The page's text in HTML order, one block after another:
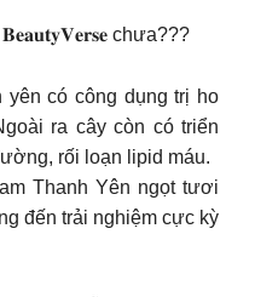
chưa???
yên có công dụng trị ho
ra cây còn có triển
rối loạn lipid máu.
Thanh Yên ngọt tươi
đến trải nghiệm cực kỳ